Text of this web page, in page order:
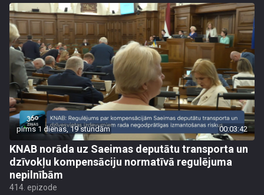
pirms 1 dienas, 19 stundām 00:03:42
KNAB norāda uz Saeimas deputātu transporta un
dzīvokļu kompensāciju normatīvā regulējuma
nepilnībām
414. epizode